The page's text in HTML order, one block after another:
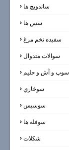
ساندویچ ها
سس ها
سفيده تخم مرغ
سوالات متدوال
سوپ و آش و حليم
سوخاري
سوسيس
سوفله ها
شکلات